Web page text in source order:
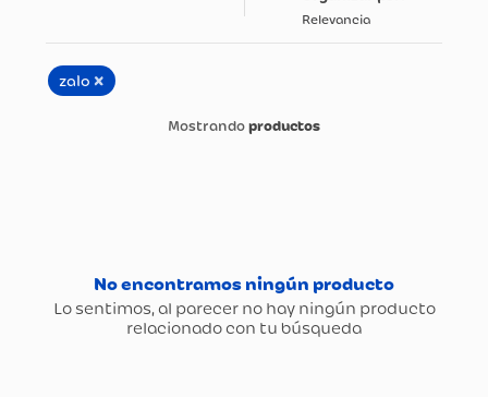
Relevancia
zalo ×
productos